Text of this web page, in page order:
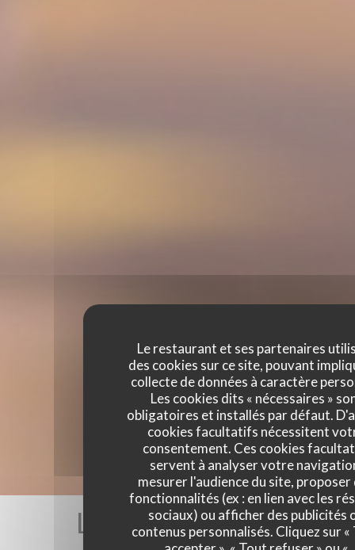
Le restaurant et ses partenaires
des cookies sur ce site, pouvant
collecte de données à caractère
Les cookies dits « nécessaires »
obligatoires et installés par défaut.
cookies facultatifs nécessitent
consentement. Ces cookies
servent à analyser votre
mesurer l'audience du site, proposer
fonctionnalités (ex : en lien avec les
sociaux) ou afficher des publicités
contenus personnalisés. Cliquez sur «
Les avis de nos clients